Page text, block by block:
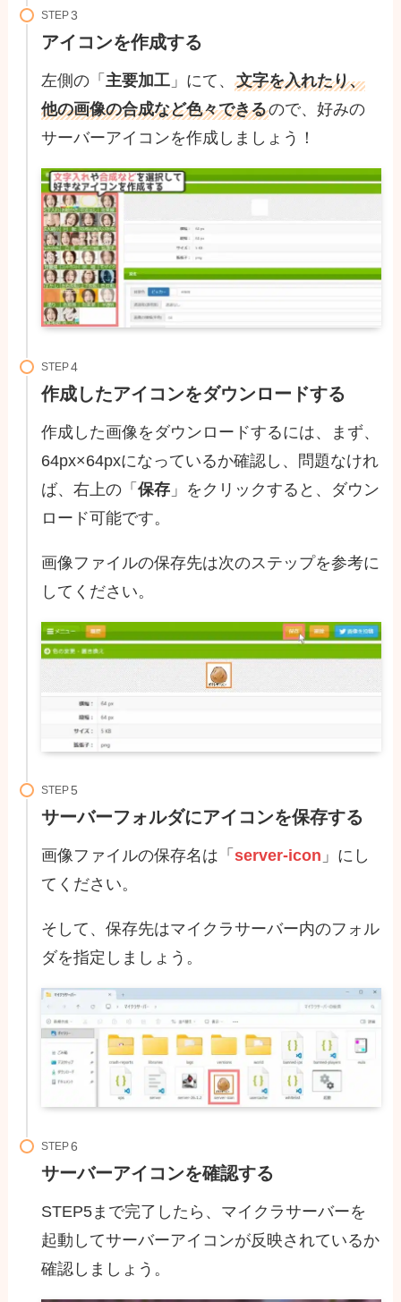
STEP
アイコンを作成する
左側の「主要加工 」にて、文字を入れたり、
他の画像の合成など色々できるので、好みの
サーバーアイコンを作成しましょう！
STEP
作成したアイコンをダウンロードする
作成した画像をダウンロードするには、まず、
64px×64pxになっているか確認し、問題なけれ
ば、右上の「保存 」をクリックすると、ダウン
ロード可能です。
画像ファイルの保存先は次のステップを参考に
してください。
STEP
サーバーフォルダにアイコンを保存する
画像ファイルの保存名は「server-icon 」にし
てください。
そして、保存先はマイクラサーバー内のフォル
ダを指定しましょう。
STEP
サーバーアイコンを確認する
STEP5まで完了したら、マイクラサーバーを
起動してサーバーアイコンが反映されているか
確認しましょう。